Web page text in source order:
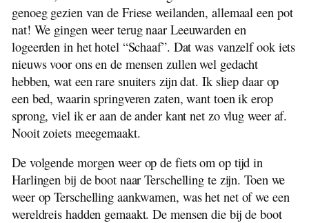
genoeg gezien van de Friese weilanden, allemaal een pot
nat! We gingen weer terug naar Leeuwarden en
logeerden in het hotel “Schaaf”. Dat was vanzelf ook iets
nieuws voor ons en de mensen zullen wel gedacht
hebben, wat een rare snuiters zijn dat. Ik sliep daar op
een bed, waarin springveren zaten, want toen ik erop
sprong, viel ik er aan de ander kant net zo vlug weer af.
Nooit zoiets meegemaakt.
De volgende morgen weer op de fiets om op tijd in
Harlingen bij de boot naar Terschelling te zijn. Toen we
weer op Terschelling aankwamen, was het net of we een
wereldreis hadden gemaakt. De mensen die bij de boot